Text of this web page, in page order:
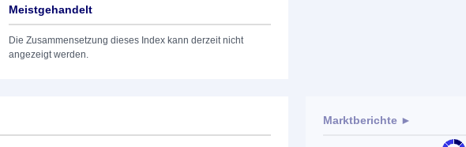
Meistgehandelt
Die Zusammensetzung dieses Index kann derzeit nicht
angezeigt werden.
Marktberichte ►